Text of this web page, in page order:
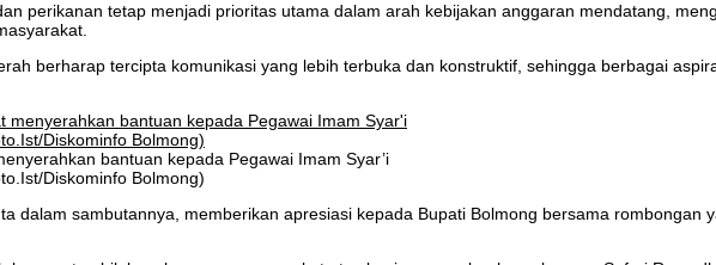
perikanan tetap menjadi prioritas utama dalam arah kebijakan anggaran mendatang,
berharap tercipta komunikasi yang lebih terbuka dan konstruktif, sehingga berbagai
bantuan kepada Pegawai Imam Syar’i
Diskominfo Bolmong)
dalam sambutannya, memberikan apresiasi kepada Bupati Bolmong bersama rombongan